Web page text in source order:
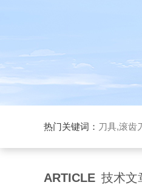
热门关键词： 刀具,滚齿
ARTICLE 技术文